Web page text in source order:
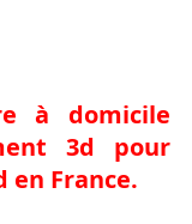
à domicile
3d pour
en France.